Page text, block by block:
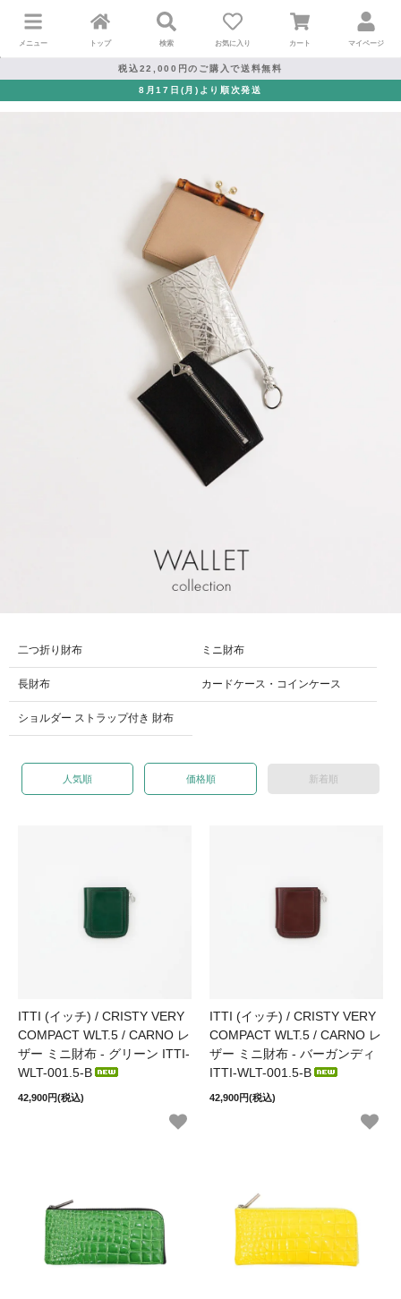
メニュー トップ 検索 お気に入り カート マイページ
税込22,000円のご購入で送料無料
8月17日(月)より順次発送
二つ折り財布 ミニ財布
長財布 カードケース・コインケース
ショルダー ストラップ付き 財布
人気順 価格順 新着順
ITTI (イッチ) / CRISTY VERY
COMPACT WLT.5 / CARNO レ
ザー ミニ財布 - グリーン ITTI-
WLT-001.5-B
42,900円(税込)
ITTI (イッチ) / CRISTY VERY
COMPACT WLT.5 / CARNO レ
ザー ミニ財布 - バーガンディ
ITTI-WLT-001.5-B
42,900円(税込)